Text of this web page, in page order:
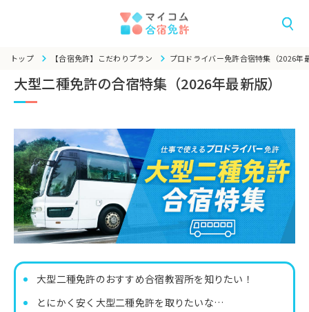
トップ 【合宿免許】こだわりプラン プロドライバー免許合宿特集（2026年
大型二種免許の合宿特集（2026年最新版）
大型二種免許のおすすめ合宿教習所を知りたい！
とにかく安く大型二種免許を取りたいな…